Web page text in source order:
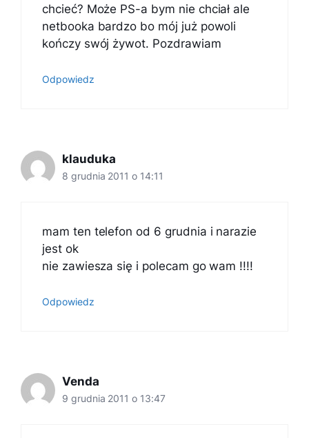
chcieć? Może PS-a bym nie chciał ale
netbooka bardzo bo mój już powoli
kończy swój żywot. Pozdrawiam
Odpowiedz
klauduka
8 grudnia 2011 o 14:11
mam ten telefon od 6 grudnia i narazie
jest ok
nie zawiesza się i polecam go wam !!!!
Odpowiedz
Venda
9 grudnia 2011 o 13:47